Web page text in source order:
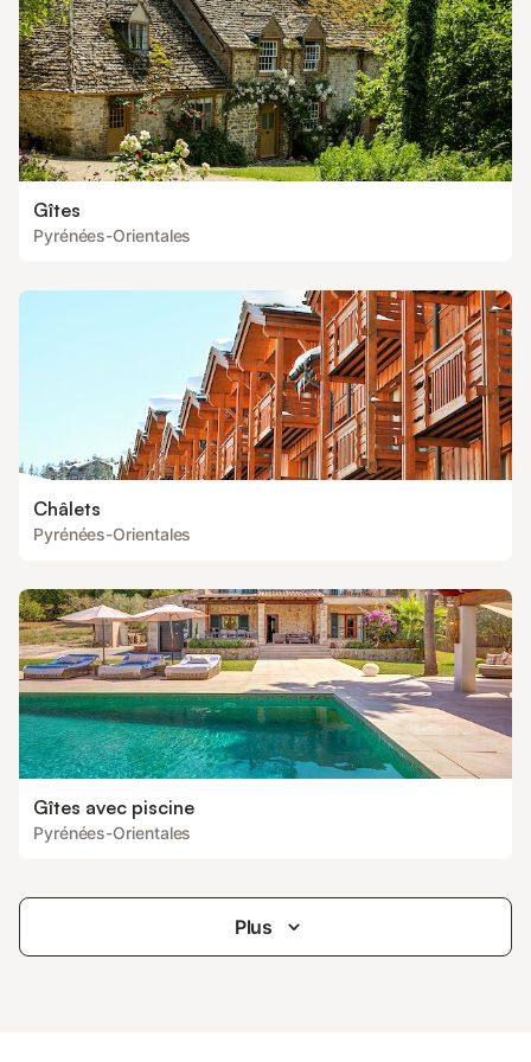
Gîtes
Pyrénées-Orientales
Châlets
Pyrénées-Orientales
Gîtes avec piscine
Pyrénées-Orientales
Plus